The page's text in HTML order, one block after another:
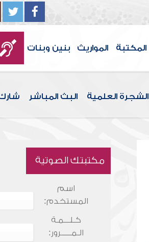
المكتبة المواريث بنين وبنات
الشجرة العلمية البث المباشر
مكتبتك الصوتية
اسم
المستخدم:
كـلـــمـة
الـمـــــرور: